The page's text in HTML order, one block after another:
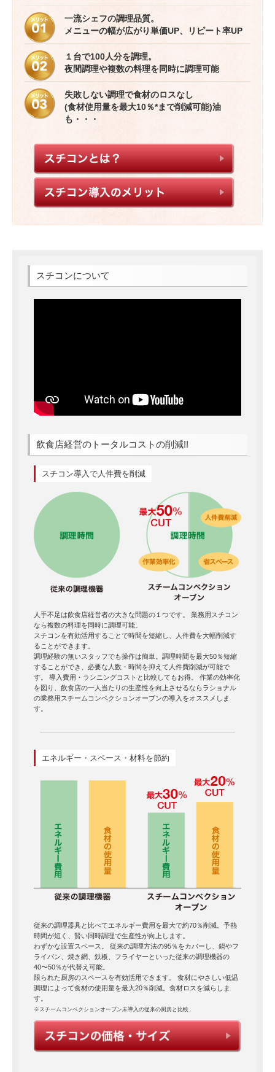
一流シェフの調理品質。
メニューの幅が広がり単価UP、リピート率UP
１台で100人分を調理。
夜間調理や複数の料理を同時に調理可能
失敗しない調理で食材のロスなし
(食材使用量を最大10％*まで削減可能)油
も・・・
スチコンについて
飲食店経営のトータルコストの削減!!
スチコン導入で人件費を削減
人手不足は飲食店経営者の大きな問題の１つです。 業務用スチコン
なら複数の料理を同時に調理可能。
スチコンを有効活用することで時間を短縮し、人件費を大幅削減す
ることができます。
調理経験の無いスタッフでも操作は簡単。調理時間を最大50％短縮
することができ、必要な人数・時間を抑えて人件費削減が可能で
す。 導入費用・ランニングコストと比較してもお得。 作業の効率化
を図り、飲食店の一人当たりの生産性を向上させるならラショナル
の業務用スチームコンベクションオーブンの導入をオススメしま
す。
エネルギー・スペース・材料を節約
従来の調理器具と比べてエネルギー費用を最大で約70％削減。予熱
時間が短く、賢い同時調理で生産性が向上します。
わずかな設置スペース。 従来の調理方法の95％をカバーし、鍋やフ
ライパン、焼き網、鉄板、フライヤーといった従来の調理機器の
40〜50％が代替え可能。
限られた厨房のスペースを有効活用できます。 食材にやさしい低温
調理によって食材の使用量を最大20％削減。食材ロスを減らしま
す。
※スチームコンベクションオーブン未導入の従来の厨房と比較